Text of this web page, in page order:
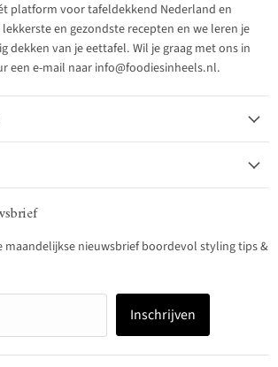
platform voor tafeldekkend Nederland en
en gezondste recepten en we leren je
dekken van je eettafel. Wil je graag met ons in
een e-mail naar info@foodiesinheels.nl.
maandelijkse nieuwsbrief boordevol styling tips &
Inschrijven